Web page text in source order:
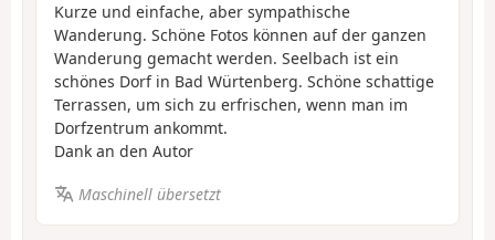
Kurze und einfache, aber sympathische
Wanderung. Schöne Fotos können auf der ganzen
Wanderung gemacht werden. Seelbach ist ein
schönes Dorf in Bad Würtenberg. Schöne schattige
Terrassen, um sich zu erfrischen, wenn man im
Dorfzentrum ankommt.
Dank an den Autor
Maschinell übersetzt